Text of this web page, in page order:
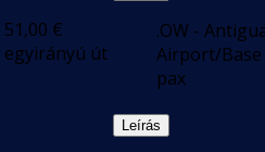
51,00 €
egyirányú út
.OW -
Airport/Base
pax
Leírás